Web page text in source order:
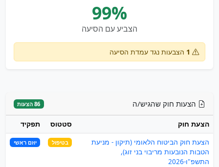
99%
הצביע עם הסיעה
1 הצבעות נגד עמדת הסיעה
הצעות חוק שהגיש/ה 86 הצעות
הצעת חוק סטטוס
תפקיד
הצעת חוק הביטוח הלאומי (תיקון - מניעת
הטבות הנובעות מריבוי בני זוג),
התשפ"ו-2026
בטיפול יוזם ראשי